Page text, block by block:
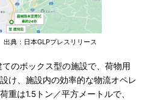
出典：日本GLPプレスリリース
のボックス型の施設で、荷物用
け、施設内の効率的な物流オペレ
重は1.5トン／平方メートルで、